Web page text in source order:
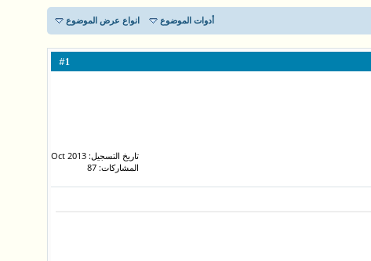
أدوات الموضوع انواع عرض الموضوع
1
تاريخ التسجيل: Oct 2013
المشاركات: 87